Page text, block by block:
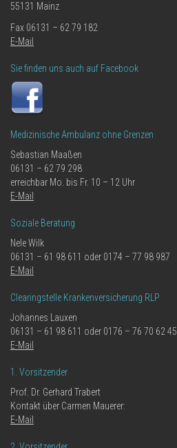
55131 Mainz
Fax 06131 – 62 79 182
E-Mail
Sie finden uns auch auf Facebook
Medizinische Ambulanz ohne Grenzen
Sebastian Maaßen
06131 – 62 79 298
erreichbar Mo. bis Fr. 10 – 12 Uhr
E-Mail
Soziale Beratung
Nele Wilk
06131 – 61 98 611 oder 0174 – 77 98 987
E-Mail
Clearingstelle Krankenversicherung RLP
Johannes Lauxen
06131 – 61 98 611 oder 0176 – 76 70 62 45
E-Mail
1. Vorsitzender
Prof. Dr. Gerhard Trabert
Kontakt über Carmen Mauerer:
E-Mail